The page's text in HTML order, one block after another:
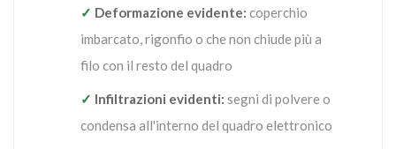
✓ Deformazione evidente: coperchio
imbarcato, rigonfio o che non chiude più a
filo con il resto del quadro
✓ Infiltrazioni evidenti: segni di polvere o
condensa all'interno del quadro elettronico